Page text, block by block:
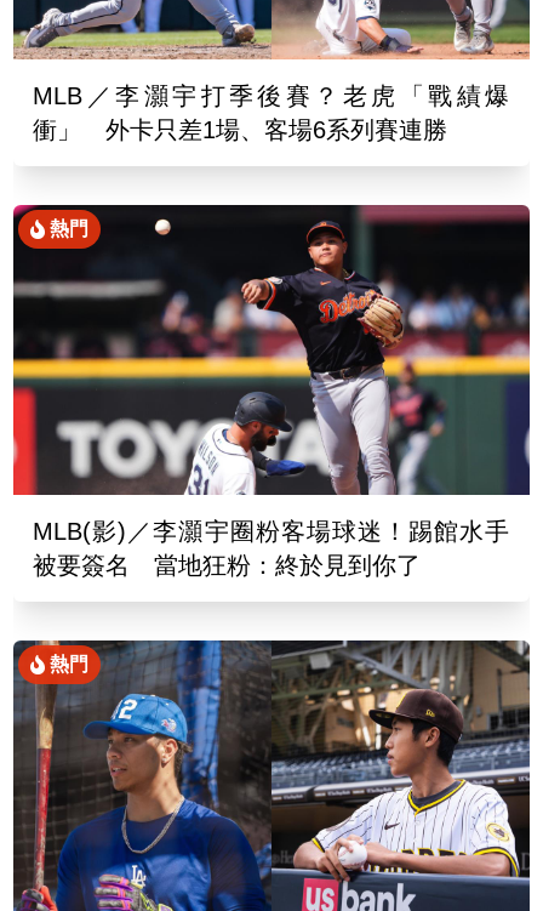
MLB／李灝宇打季後賽？老虎「戰績爆
衝」 外卡只差1場、客場6系列賽連勝
熱門
MLB(影)／李灝宇圈粉客場球迷！踢館水手
被要簽名 當地狂粉：終於見到你了
熱門